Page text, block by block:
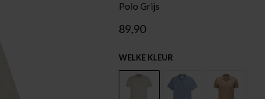
Polo Grijs
89,90
WELKE KLEUR